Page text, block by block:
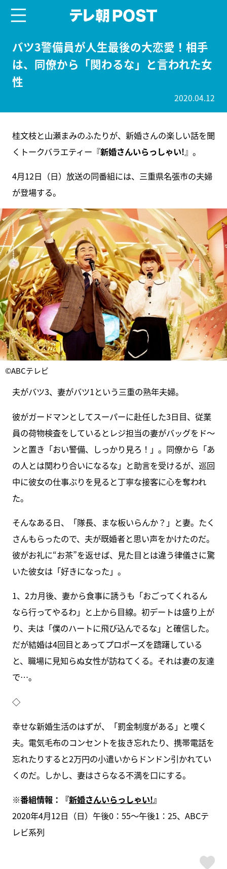
バツ3警備員が人生最後の大恋愛！相手
は、同僚から「関わるな」と言われた女
性
2020.04.12
桂文枝と山瀬まみのふたりが、新婚さんの楽しい話を聞
くトークバラエティー『新婚さんいらっしゃい!』。
4月12日（日）放送の同番組には、三重県名張市の夫婦
が登場する。
©ABCテレビ
夫がバツ3、妻がバツ1という三重の熟年夫婦。
彼がガードマンとしてスーパーに赴任した3日目、従業
員の荷物検査をしているとレジ担当の妻がバッグをド～
ンと置き「おい警備、しっかり見ろ！」。同僚から「あ
の人とは関わり合いになるな」と助言を受けるが、巡回
中に彼女の仕事ぶりを見ると丁寧な接客に心を奪われ
た。
そんなある日、「隊長、まな板いらんか？」と妻。たく
さんもらったので、夫が既婚者と思い声をかけたのだ。
彼がお礼に“お茶”を返せば、見た目とは違う律儀さに驚
いた彼女は「好きになった」。
1、2カ月後、妻から食事に誘うも「おごってくれるん
なら行ってやるわ」と上から目線。初デートは盛り上が
り、夫は「僕のハートに飛び込んでるな」と確信した。
だが結婚は4回目とあってプロポーズを躊躇している
と、職場に見知らぬ女性が訪ねてくる。それは妻の友達
で…。
◇
幸せな新婚生活のはずが、「罰金制度がある」と嘆く
夫。電気毛布のコンセントを抜き忘れたり、携帯電話を
忘れたりすると2万円の小遣いからドンドン引かれてい
くのだ。しかし、妻はさらなる不満を口にする。
※番組情報：『新婚さんいらっしゃい!』
2020年4月12日（日）午後0：55～午後1：25、ABCテ
レビ系列